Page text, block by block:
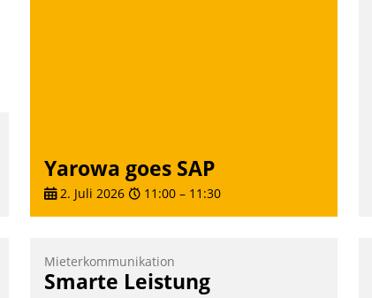
Yarowa goes SAP
2. Juli 2026 11:00 – 11:30
Mieterkommunikation
Smarte Leistung